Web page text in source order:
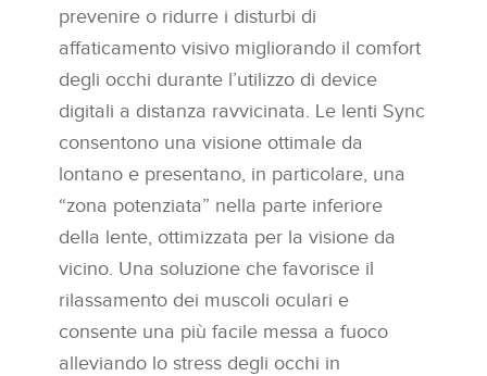
prevenire o ridurre i disturbi di
affaticamento visivo migliorando il comfort
degli occhi durante l’utilizzo di device
digitali a distanza ravvicinata. Le lenti Sync
consentono una visione ottimale da
lontano e presentano, in particolare, una
“zona potenziata” nella parte inferiore
della lente, ottimizzata per la visione da
vicino. Una soluzione che favorisce il
rilassamento dei muscoli oculari e
consente una più facile messa a fuoco
alleviando lo stress degli occhi in